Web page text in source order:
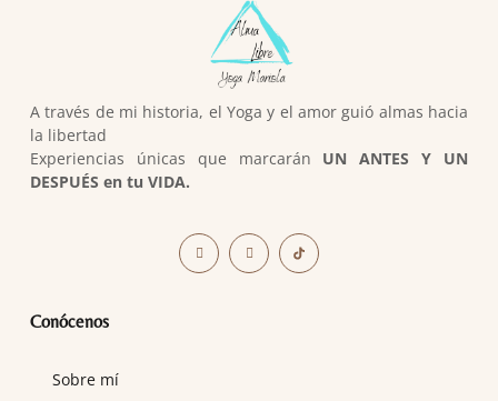
A través de mi historia, el Yoga y el amor guió almas hacia
la libertad
Experiencias únicas que marcarán UN ANTES Y UN
DESPUÉS en tu VIDA.
Conócenos
Sobre mí